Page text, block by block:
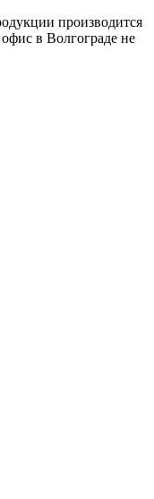
производится
в Волгограде не